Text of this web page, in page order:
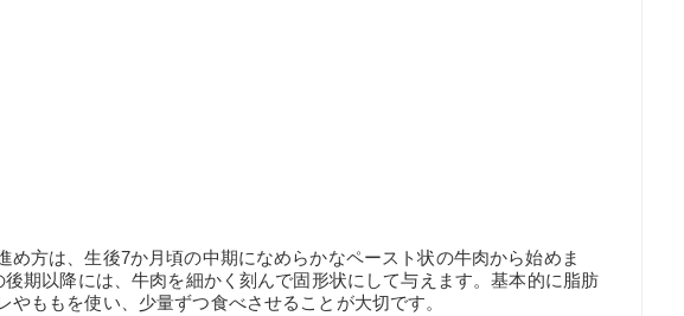
め方は、生後7か月頃の中期になめらかなペースト状の牛肉から始めま
期以降には、牛肉を細かく刻んで固形状にして与えます。基本的に脂肪
やももを使い、少量ずつ食べさせることが大切です。